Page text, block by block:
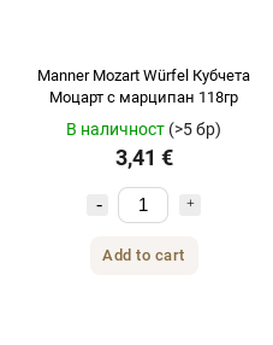
Manner Mozart Würfel Кубчета
Моцарт с марципан 118гр
В наличност (>5 бр)
3,41 €
Add to cart